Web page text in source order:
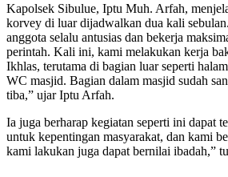
Kapolsek Sibulue, Iptu Muh. Arfah,
korvey di luar dijadwalkan dua kali
anggota selalu antusias dan bekerja
perintah. Kali ini, kami melakukan kerja
Ikhlas, terutama di bagian luar seperti
WC masjid. Bagian dalam masjid sudah
tiba,” ujar Iptu Arfah.
Ia juga berharap kegiatan seperti ini dapat
untuk kepentingan masyarakat, dan kami
kami lakukan juga dapat bernilai ibadah,”